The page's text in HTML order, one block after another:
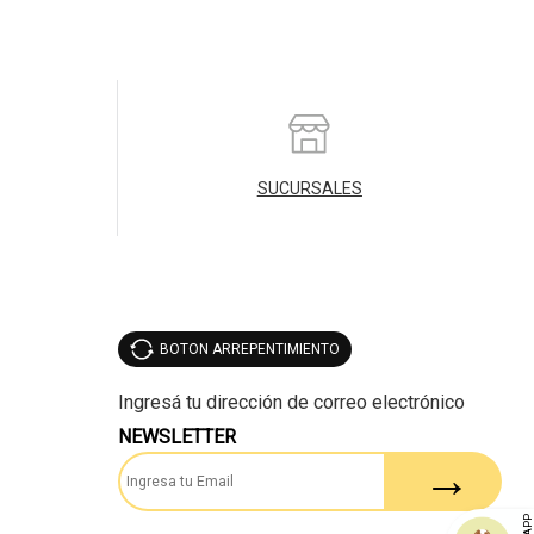
SUCURSALES
BOTON ARREPENTIMIENTO
NEWSLETTER